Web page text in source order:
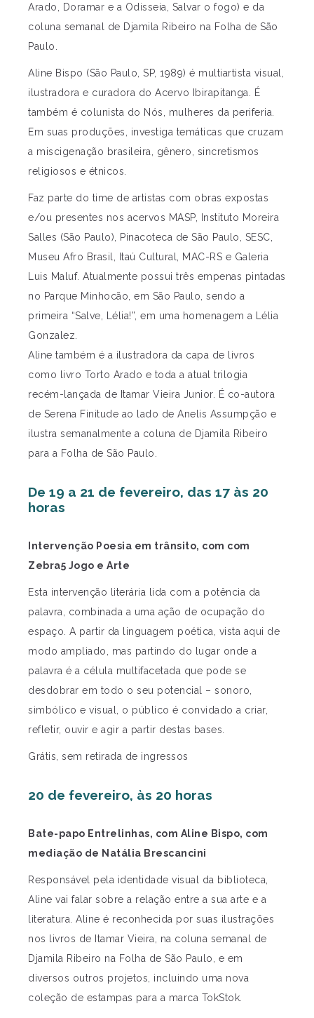
Arado, Doramar e a Odisseia, Salvar o fogo) e da
coluna semanal de Djamila Ribeiro na Folha de São
Paulo.
Aline Bispo (São Paulo, SP, 1989) é multiartista visual,
ilustradora e curadora do Acervo Ibirapitanga. É
também é colunista do Nós, mulheres da periferia.
Em suas produções, investiga temáticas que cruzam
a miscigenação brasileira, gênero, sincretismos
religiosos e étnicos.
Faz parte do time de artistas com obras expostas
e/ou presentes nos acervos MASP, Instituto Moreira
Salles (São Paulo), Pinacoteca de São Paulo, SESC,
Museu Afro Brasil, Itaú Cultural, MAC-RS e Galeria
Luis Maluf. Atualmente possui três empenas pintadas
no Parque Minhocão, em São Paulo, sendo a
primeira “Salve, Lélia!”, em uma homenagem a Lélia
Gonzalez.
Aline também é a ilustradora da capa de livros
como livro Torto Arado e toda a atual trilogia
recém-lançada de Itamar Vieira Junior. É co-autora
de Serena Finitude ao lado de Anelis Assumpção e
ilustra semanalmente a coluna de Djamila Ribeiro
para a Folha de São Paulo.
De 19 a 21 de fevereiro, das 17 às 20
horas
Intervenção Poesia em trânsito, com com
Zebra5 Jogo e Arte
Esta intervenção literária lida com a potência da
palavra, combinada a uma ação de ocupação do
espaço. A partir da linguagem poética, vista aqui de
modo ampliado, mas partindo do lugar onde a
palavra é a célula multifacetada que pode se
desdobrar em todo o seu potencial – sonoro,
simbólico e visual, o público é convidado a criar,
refletir, ouvir e agir a partir destas bases.
Grátis, sem retirada de ingressos
20 de fevereiro, às 20 horas
Bate-papo Entrelinhas, com Aline Bispo, com
mediação de Natália Brescancini
Responsável pela identidade visual da biblioteca,
Aline vai falar sobre a relação entre a sua arte e a
literatura. Aline é reconhecida por suas ilustrações
nos livros de Itamar Vieira, na coluna semanal de
Djamila Ribeiro na Folha de São Paulo, e em
diversos outros projetos, incluindo uma nova
coleção de estampas para a marca TokStok.